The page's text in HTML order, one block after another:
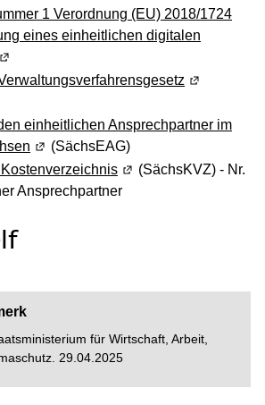
1 Verordnung (EU) 2018/1724
eines einheitlichen digitalen
(Wird in einem neuen Fenster geöffnet)
(Wird in
einheitlichen Ansprechpartner im
(Wird in einem neuen Fenster
(SächsEAG)
(Wird in einem neuen
(SächsKVZ) - Nr.
Ansprechpartner
für Wirtschaft, Arbeit,
29.04.2025